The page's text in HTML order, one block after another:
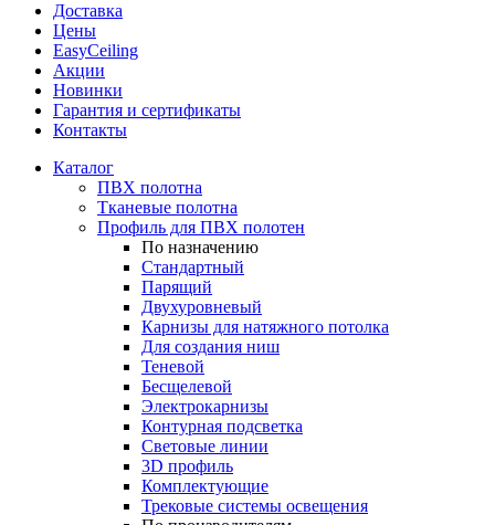
Доставка
Цены
EasyCeiling
Акции
Новинки
Гарантия и сертификаты
Контакты
Каталог
ПВХ полотна
Тканевые полотна
Профиль для ПВХ полотен
По назначению
Стандартный
Парящий
Двухуровневый
Карнизы для натяжного потолка
Для создания ниш
Теневой
Бесщелевой
Электрокарнизы
Контурная подсветка
Световые линии
3D профиль
Комплектующие
Трековые системы освещения